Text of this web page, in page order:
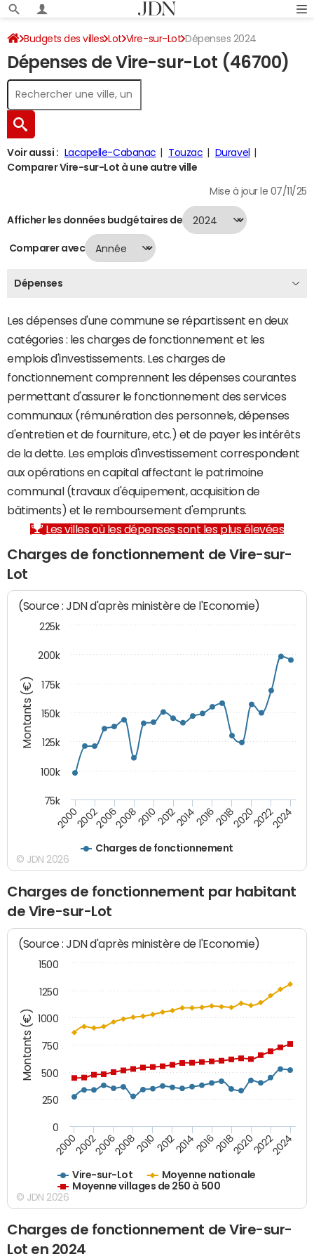
Budgets des villes Lot Vire-sur-Lot Dépenses 2024
Dépenses de Vire-sur-Lot (46700)
Voir aussi : Lacapelle-Cabanac Touzac
Duravel
Comparer Vire-sur-Lot à une autre ville
Mise à jour le 07/11/25
Afficher les données budgétaires de
Comparer avec
Dépenses
Les dépenses d'une commune se répartissent en deux
catégories : les charges de fonctionnement et les
emplois d'investissements. Les charges de
fonctionnement comprennent les dépenses courantes
permettant d'assurer le fonctionnement des services
communaux (rémunération des personnels, dépenses
d'entretien et de fourniture, etc.) et de payer les intérêts
de la dette. Les emplois d'investissement correspondent
aux opérations en capital affectant le patrimoine
communal (travaux d'équipement, acquisition de
bâtiments) et le remboursement d'emprunts.
Les villes où les dépenses sont les plus élevées
Charges de fonctionnement de Vire-sur-
Lot
Montants (€)
(Source : JDN d'après ministère de l'Economie)
Charges de fonctionnement
200020022006200820102012201420162018202020222024
75k
100k
125k
150k
175k
200k
225k
© JDN 2026
Charges de fonctionnement par habitant
de Vire-sur-Lot
Montants (€)
(Source : JDN d'après ministère de l'Economie)
Vire-sur-Lot
Moyenne nationale
Moyenne villages de 250 à 500
200020022006200820102012201420162018202020222024
0
250
500
750
1000
1250
1500
© JDN 2026
Charges de fonctionnement de Vire-sur-
Lot en 2024